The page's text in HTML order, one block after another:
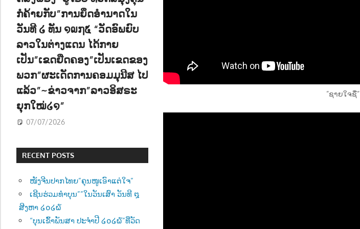
”ຊາຍໃຈຊື່”
ກໍຄ້າຍກັບ”ການຍຶດອຳນາດໃນ
ວັນທີ ໒ ທັນ ໑໙໗໕ “ວັດອົພຍົບ
ລາວໃນຕ່າງແດນ ໄດ້ກາຍ
ເປັນ”ເຂດຍືດຄອງ”ເປັນເຂດຂອງ
ພວກ”ຜະເດັດການຄອມມຸນີສ ໄປ
ແລ້ວ”~ຂ່າວຈາກ”ລາວອິສຣະ
ຍຸກໃໝ່໒໑”
07/07/2026
RECENT POSTS
ໜັງຈີນປາກໄທຍ”ຄຸນໜູເອົາແຕ່ໃຈ”
ເຊີນຮ່ວມທຳບຸນ””ໃນວັນເສົາ ວັນທີ ໘
ສີງຫາ ໒໐໒໖
“ບຸນເຂົ້າພັນສາ ປະຈຳປີ ໒໐໒໖”ທີ່ວັດ